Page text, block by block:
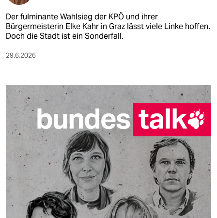
Der fulminante Wahlsieg der KPÖ und ihrer
Bürgermeisterin Elke Kahr in Graz lässt viele Linke hoffen.
Doch die Stadt ist ein Sonderfall.
29.6.2026